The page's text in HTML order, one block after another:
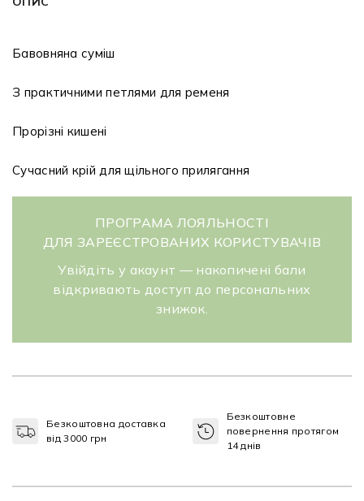
Бавовняна суміш
З практичними петлями для ременя
Прорізні кишені
Сучасний крій для щільного прилягання
ПРОГРАМА ЛОЯЛЬНОСТІ
ДЛЯ ЗАРЕЄСТРОВАНИХ КОРИСТУВАЧІВ
Увійдіть у акаунт — накопичені бали
відкривають доступ до персональних
знижок.
Безкоштовна доставка
від 3000 грн
Безкоштовне
повернення протягом
14 днів